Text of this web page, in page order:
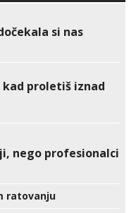
si nas
proletiš iznad
nego profesionalci
ratovanju